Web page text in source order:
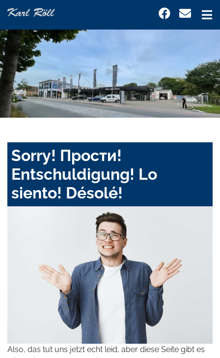
Sorry! Прости!
Entschuldigung! Lo
siento! Désolé!
Also, das tut uns jetzt echt leid, aber diese Seite gibt es